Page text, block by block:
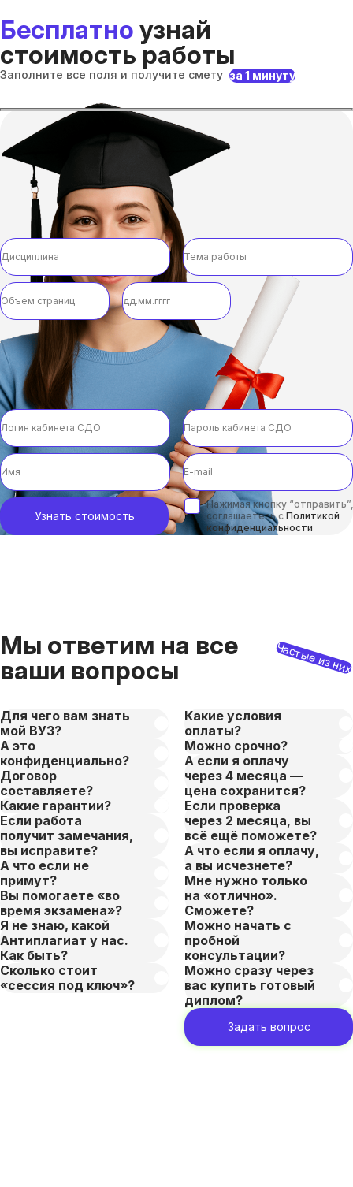
Бесплатно узнай
стоимость работы
Заполните все поля и получите смету за 1 минуту
Узнать стоимость
Нажимая кнопку
соглашаетесь с Политикой
конфиденциальности
Мы ответим на все
ваши вопросы
Частые из них
Для чего вам знать
мой ВУЗ?
А это
конфиденциально?
Договор
составляете?
Какие гарантии?
Если работа
получит замечания,
вы исправите?
А что если не
примут?
Вы помогаете «во
время экзамена»?
Я не знаю, какой
Антиплагиат у нас.
Как быть?
Сколько стоит
«сессия под ключ»?
Какие условия
оплаты?
Можно срочно?
А если я оплачу
через 4 месяца —
цена сохранится?
Если проверка
через 2 месяца, вы
всё ещё поможете?
А что если я оплачу,
а вы исчезнете?
Мне нужно только
на «отлично».
Сможете?
Можно начать с
пробной
консультации?
Можно сразу через
вас купить готовый
диплом?
Задать вопрос